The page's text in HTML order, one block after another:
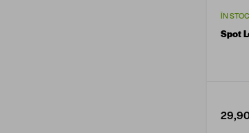
ÎN STOC
Spot